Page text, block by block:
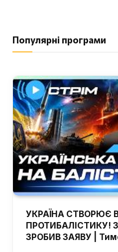
Популярні програми
УКРАЇНА СТВОРЮЄ
ПРОТИБАЛІСТИКУ!
ЗРОБИВ ЗАЯВУ |